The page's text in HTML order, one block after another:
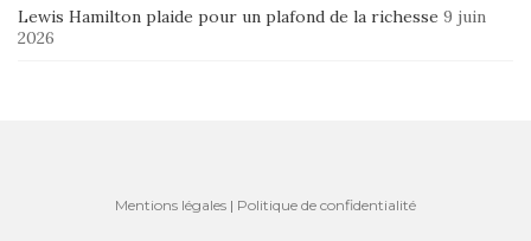
Lewis Hamilton plaide pour un plafond de la richesse 9 juin
2026
Mentions légales | Politique de confidentialité